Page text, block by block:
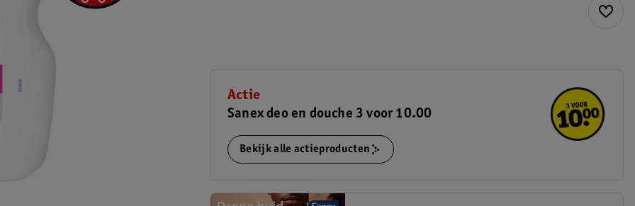
Actie
Sanex deo en douche 3 voor 10.00
Bekijk alle actieproducten